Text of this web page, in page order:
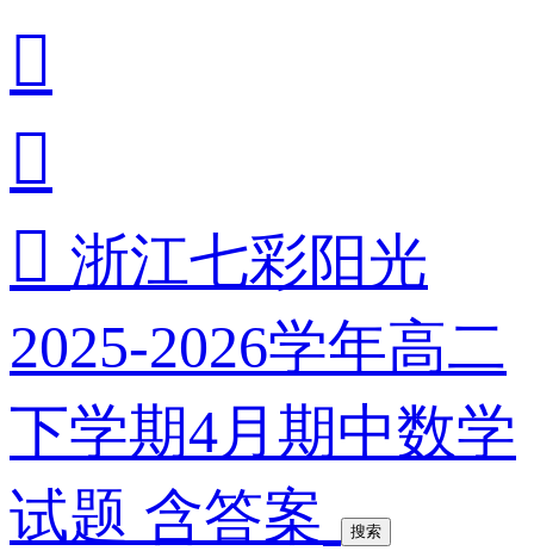


 浙江七彩阳光
2025-2026学年高二
下学期4月期中数学
试题 含答案
搜索